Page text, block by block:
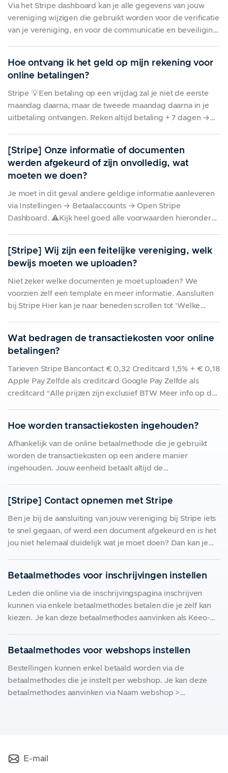
inschrijven/bestellen. Geen
Via het Stripe dashboard kan je alle gegevens van jouw
vereniging wijzigen die gebruikt worden voor de verificatie
van je vereniging, en voor de communicatie en beveiliging
vereniging nodig. 💡Werd een document van
Hoe ontvang ik het geld op mijn rekening voor
online betalingen?
Stripe 💡Een betaling op een vrijdag zal je niet de eerste
maandag daarna, maar de tweede maandag daarna in je
uitbetaling ontvangen. Reken altijd betaling + 7 dagen →
zal jouw omzet één
[Stripe] Onze informatie of documenten
werden afgekeurd of zijn onvolledig, wat
moeten we doen?
Je moet in dit geval andere geldige informatie aanleveren
via Instellingen → Betaalaccounts → Open Stripe
Dashboard. ⚠️Kijk heel goed alle voorwaarden hieronder
die niet overeenkomt met de gemeente die je in
[Stripe] Wij zijn een feitelijke vereniging, welk
bewijs moeten we uploaden?
Niet zeker welke documenten je moet uploaden? We
voorzien zelf een template en meer informatie. Aansluiten
bij Stripe Hier kan je naar beneden scrollen tot 'Welke
met daarin minstens de naam en
Wat bedragen de transactiekosten voor online
betalingen?
Tarieven Stripe Bancontact € 0,32 Creditcard 1,5% + € 0,18
Apple Pay Zelfde als creditcard Google Pay Zelfde als
creditcard *Alle prijzen zijn exclusief BTW Meer info op de
de leverancier (partnet Bancontact
Hoe worden transactiekosten ingehouden?
Afhankelijk van de online betaalmethode die je gebruikt
worden de transactiekosten op een andere manier
ingehouden. Jouw eenheid betaalt altijd de
de prijzen van je artikels of via administratiekosten. Stripe
Gebruik je Stripe (Bancontact) voor je online
[Stripe] Contact opnemen met Stripe
Ben je bij de aansluiting van jouw vereniging bij Stripe iets
te snel gegaan, of werd een document afgekeurd en is het
jou niet helemaal duidelijk wat je moet doen? Dan kan je
Betaalmethodes voor inschrijvingen instellen
Leden die online via de inschrijvingspagina inschrijven
kunnen via enkele betaalmethodes betalen die je zelf kan
kiezen. Je kan deze betaalmethodes aanvinken als Keeo-
combineren. Online betaalmethodes Online betalingen zijn
uiteraard het gemakkelijkst, hierbij heb je zelf geen
opvolgingswerk meer.
Betaalmethodes voor webshops instellen
Bestellingen kunnen enkel betaald worden via de
betaalmethodes die je instelt per webshop. Je kan deze
betaalmethodes aanvinken via Naam webshop >
kiest een online
E-mail